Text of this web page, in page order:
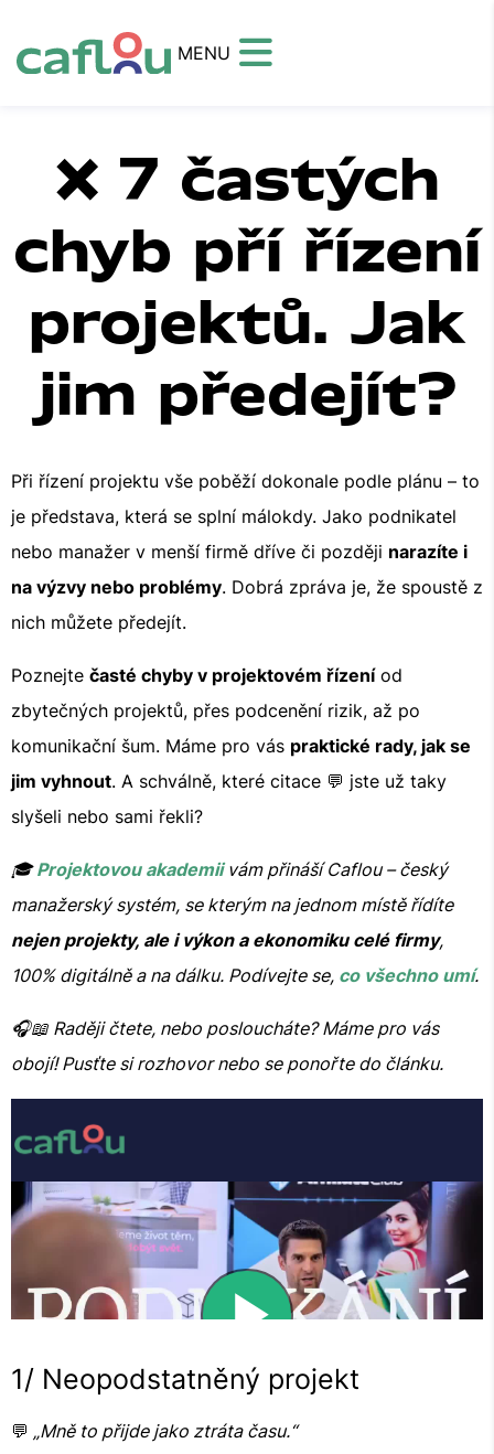
MENU
❌ 7 častých
chyb pří řízení
projektů. Jak
jim předejít?
Při řízení projektu vše poběží dokonale podle plánu – to
je představa, která se splní málokdy. Jako podnikatel
nebo manažer v menší firmě dříve či později narazíte i
na výzvy nebo problémy. Dobrá zpráva je, že spoustě z
nich můžete předejít.
Poznejte časté chyby v projektovém řízeníod
zbytečných projektů, přes podcenění rizik, až po
komunikační šum. Máme pro vás praktické rady, jak se
jim vyhnout. A schválně, které citace 💬 jste už taky
slyšeli nebo sami řekli?
🎓Projektovou akademiivám přináší Caflou – český
manažerský systém, se kterým na jednom místě řídíte
nejen projekty, ale i výkon a ekonomiku celé firmy,
100% digitálně a na dálku. Podívejte se, co všechno umí.
🎧📖 Raději čtete, nebo posloucháte? Máme pro vás
obojí! Pusťte si rozhovor nebo se ponořte do článku.
1/ Neopodstatněný projekt
💬 „Mně to přijde jako ztráta času.“